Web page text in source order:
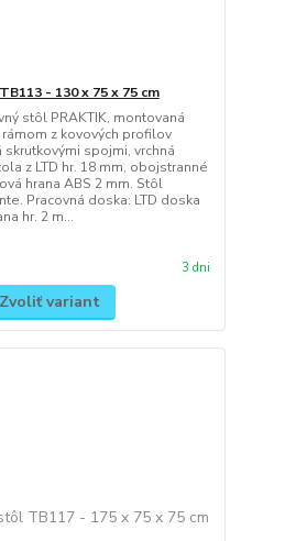
- 130 x 75 x 75 cm
stôl PRAKTIK, montovaná
z kovových profilov
spojmi, vrchná
z LTD hr. 18 mm, obojstranné
hrana ABS 2 mm. Stôl
Pracovná doska: LTD doska
hr. 2 m...
3 dni
Zvoliť variant